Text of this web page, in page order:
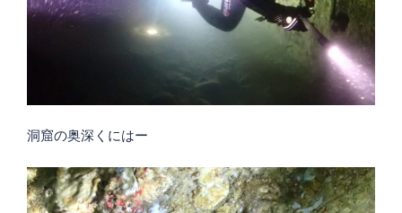
洞窟の奥深くにはー